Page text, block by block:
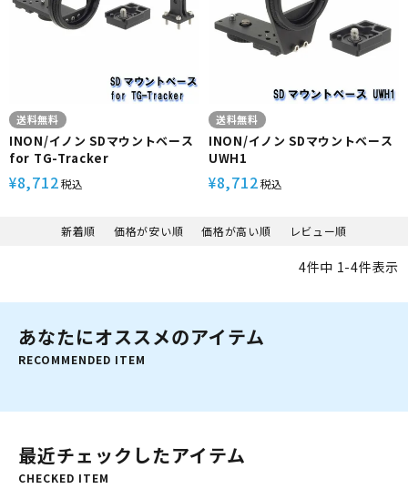
送料無料
INON/イノン SDマウントベース
for TG-Tracker
¥8,712税込
送料無料
INON/イノン SDマウントベース
UWH1
¥8,712税込
新着順 価格が安い順 価格が高い順 レビュー順
4件中 1-4件表示
あなたにオススメのアイテム
RECOMMENDED ITEM
最近チェックしたアイテム
CHECKED ITEM